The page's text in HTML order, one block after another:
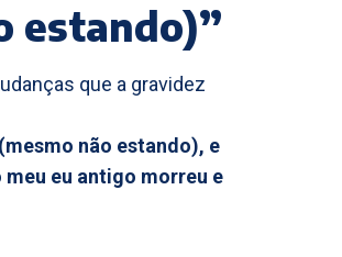
estando)”
que a gravidez
não estando), e
eu antigo morreu e